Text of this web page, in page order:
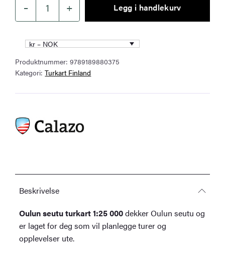
–
Oulun
seutu
turkart
1:25
000
antall
+ Legg i handlekurv
kr – NOK
Produktnummer:9789189880375
Kategori:Turkart Finland
Beskrivelse
Oulun seutu turkart 1:25 000dekker Oulun seutu og
er laget for deg som vil planlegge turer og
opplevelser ute.